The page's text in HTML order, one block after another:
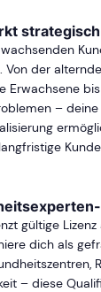
strategisch
Von der
Erwachsene
–
gültige
dich als
– diese